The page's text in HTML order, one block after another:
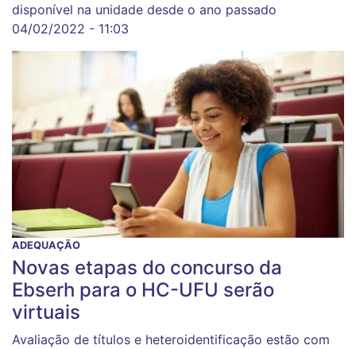
disponível na unidade desde o ano passado
04/02/2022 - 11:03
ADEQUAÇÃO
Novas etapas do concurso da
Ebserh para o HC-UFU serão
virtuais
Avaliação de títulos e heteroidentificação estão com